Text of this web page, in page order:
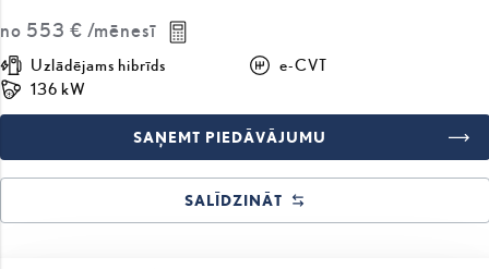
no 553 € /mēnesī
Uzlādējams hibrīds
e-CVT
136 kW
SAŅEMT PIEDĀVĀJUMU
SALĪDZINĀT